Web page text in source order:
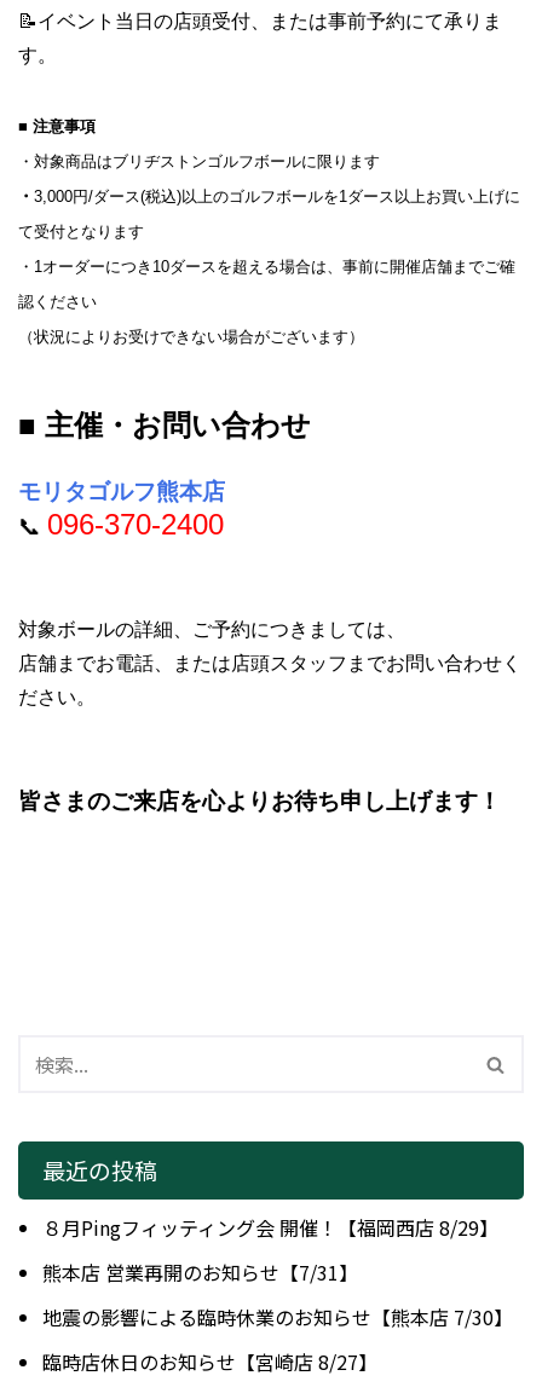
📝イベント当日の店頭受付、または事前予約にて承りま
す。
■ 注意事項
・対象商品はブリヂストンゴルフボールに限ります
・ 3,000円/ダース(税込)以上のゴルフボールを1ダース以上お買い上げに
て受付となります
・1オーダーにつき10ダースを超える場合は、事前に開催店舗までご確
認ください
（状況によりお受けできない場合がございます）
■ 主催・お問い合わせ
モリタゴルフ熊本店
📞 096-370-2400
対象ボールの詳細、ご予約につきましては、
店舗までお電話、または店頭スタッフまでお問い合わせく
ださい。
皆さまのご来店を心よりお待ち申し上げます！
最近の投稿
８月Pingフィッティング会 開催！【福岡西店 8/29】
熊本店 営業再開のお知らせ【7/31】
地震の影響による臨時休業のお知らせ【熊本店 7/30】
臨時店休日のお知らせ【宮崎店 8/27】